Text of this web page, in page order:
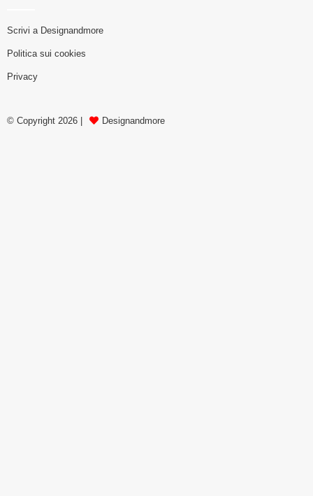
Scrivi a Designandmore
Politica sui cookies
Privacy
© Copyright 2026 | Designandmore